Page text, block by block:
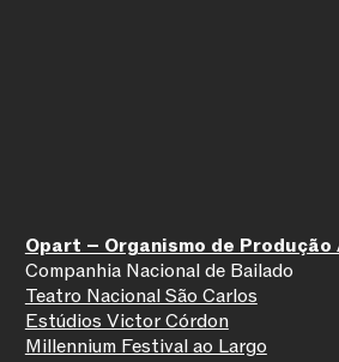
Opart – Organismo de
Companhia Nacional de Bailado
Teatro Nacional São Carlos
Estúdios Victor Córdon
Millennium Festival ao Largo